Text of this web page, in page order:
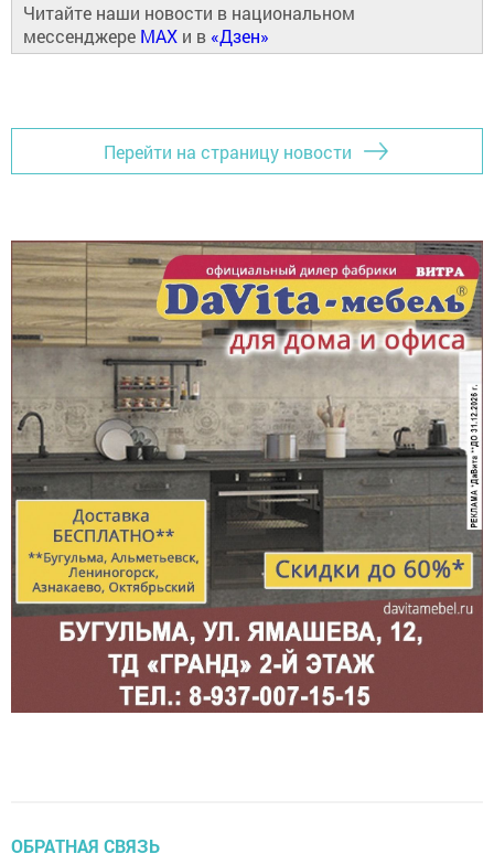
Читайте наши новости в национальном
мессенджере MAX и в «Дзен»
Перейти на страницу новости
ОБРАТНАЯ СВЯЗЬ